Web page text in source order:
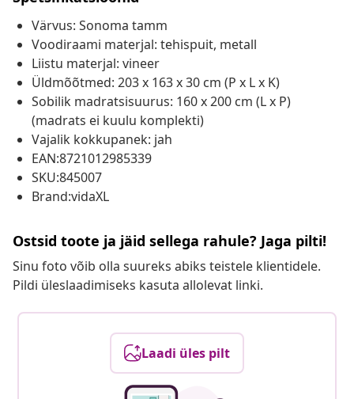
Värvus: Sonoma tamm
Voodiraami materjal: tehispuit, metall
Liistu materjal: vineer
Üldmõõtmed: 203 x 163 x 30 cm (P x L x K)
Sobilik madratsisuurus: 160 x 200 cm (L x P)
(madrats ei kuulu komplekti)
Vajalik kokkupanek: jah
EAN:8721012985339
SKU:845007
Brand:vidaXL
Ostsid toote ja jäid sellega rahule? Jaga pilti!
Sinu foto võib olla suureks abiks teistele klientidele.
Pildi üleslaadimiseks kasuta allolevat linki.
Laadi üles pilt